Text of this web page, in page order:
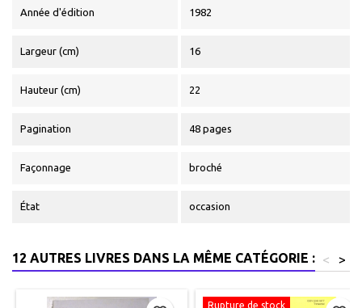
Année d'édition 1982
Largeur (cm) 16
Hauteur (cm) 22
Pagination 48 pages
Façonnage broché
État occasion
12 AUTRES LIVRES DANS LA MÊME CATÉGORIE : >
<
Rupture de stock